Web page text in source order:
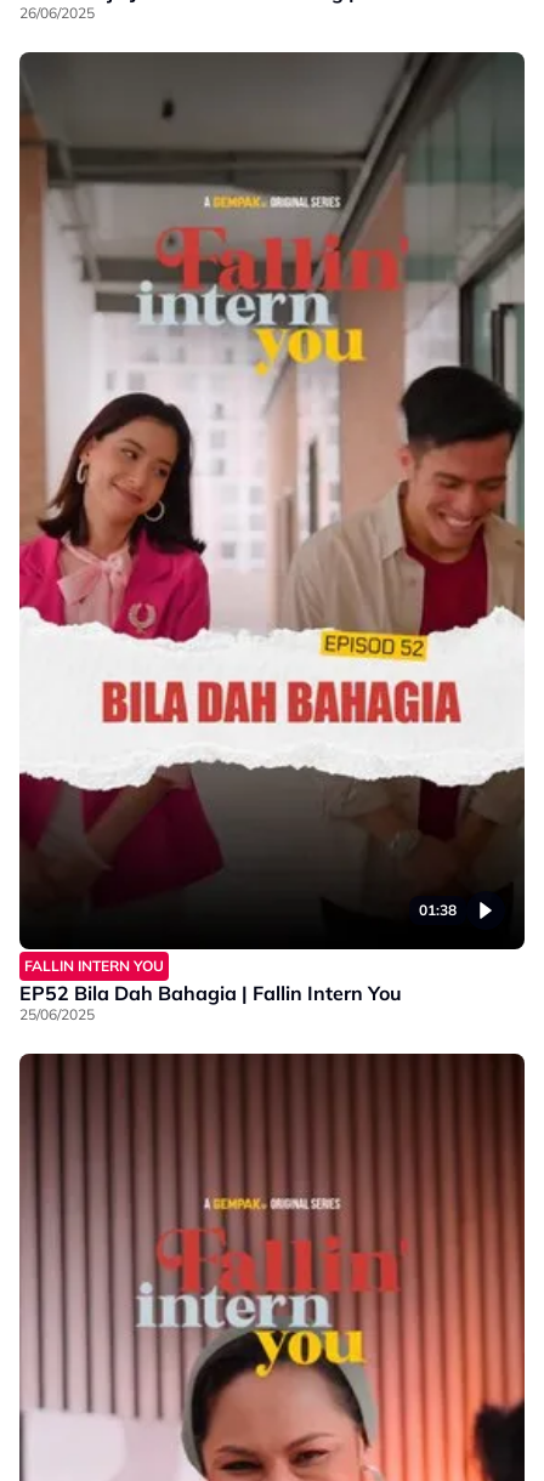
26/06/2025
01:38
FALLIN INTERN YOU
EP52 Bila Dah Bahagia | Fallin Intern You
25/06/2025